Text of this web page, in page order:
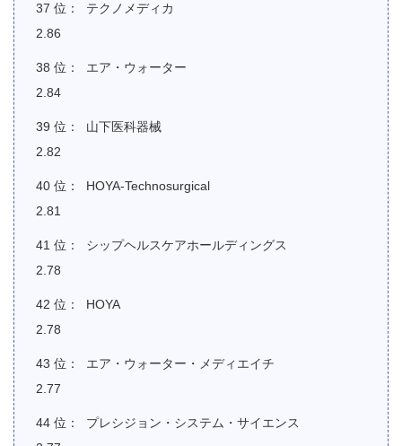
テクノメディカ
2.86
エア・ウォーター
2.84
山下医科器械
2.82
HOYA-Technosurgical
2.81
シップヘルスケアホールディングス
2.78
HOYA
2.78
エア・ウォーター・メディエイチ
2.77
プレシジョン・システム・サイエンス